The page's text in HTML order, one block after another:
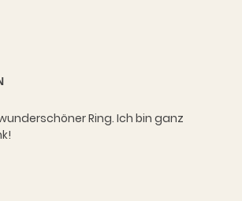
Ring. Ich bin ganz